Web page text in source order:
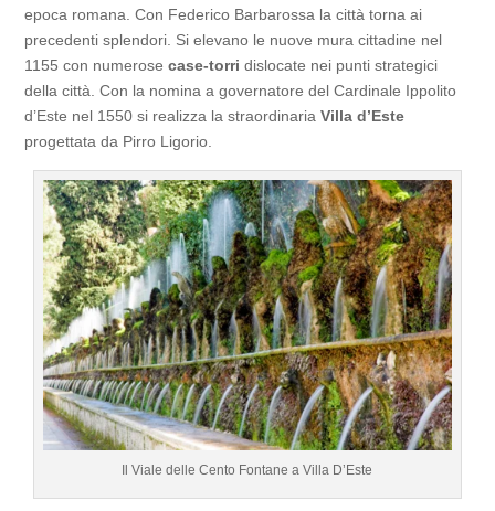
epoca romana. Con Federico Barbarossa la città torna ai
precedenti splendori. Si elevano le nuove mura cittadine nel
1155 con numerosecase-torri dislocate nei punti strategici
della città. Con la nomina a governatore del Cardinale Ippolito
d’Este nel 1550 si realizza la straordinariaVilla d’Este
progettata da Pirro Ligorio.
Il Viale delle Cento Fontane a Villa D’Este